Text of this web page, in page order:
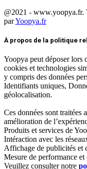
@2021 - www.yoopya.fr.
parYoopya.fr
À propos de la politique
Yoopya peut déposer lors
cookies et technologies
y compris des données
Identifiants uniques,
géolocalisation.
Ces données sont traitées
amélioration de
Produits et services de
Intéraction avec les
Affichage de publicités et
Mesure de performance
Veuillez consulter notre